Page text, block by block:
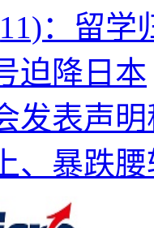
：留学
迫降日本
发表声
、暴跌